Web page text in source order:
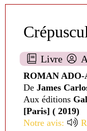
Livre
ROMAN ADO-
De James
Aux éditions
[Paris] ( 2019)
Notre avis: